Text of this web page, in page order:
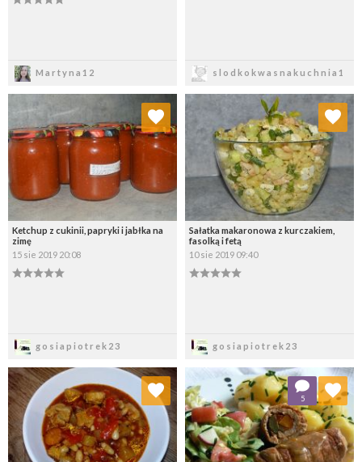
Martyna12 slodkokwasnakuchnia1
Ketchup z cukinii, papryki i jabłka na
zimę
15 sie 2019 20:08
gosiapiotrek23
Dodaj do ulubionych
Wybierz listę:
Sałatka makaronowa z kurczakiem,
fasolką i fetą
10 sie 2019 09:40
gosiapiotrek23
Dodaj do ulubionych
Wybierz listę:
Dodaj do ulubionych
Wybierz listę:
5
Dodaj do ulubionych
Wybierz listę: